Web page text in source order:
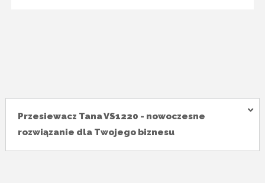
Przesiewacz Tana VS1220 - nowoczesne
rozwiązanie dla Twojego biznesu